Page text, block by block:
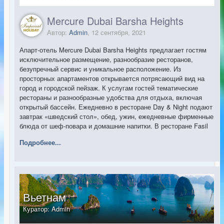
Любимым всеми гостями местом является
терраса на крыше, где можно расслабиться в
барбекю, насладиться теплым морским бризом
за бокалом вина и просто полюбоваться
лазурно-голубыми оттенками средиземного
моря.
К услугам гостей
комплексаMesogiosпросторные люксы, с
элегантной мебелью и мраморным полом. В
зона и большая гостиная. Каждый номер
Во всех апартаментах есть балкон и комфортное
джакузи в спальне, либо в ванной комнате. В
каком бы люксе вы ни разместились, вам
предоставится возможность насладиться
Mercure Dubai Barsha Heights
Автор: Admin, 12 сентября, 2021
Апарт-отель Mercure Dubai Barsha Heights предлагает гостям
исключительное размещение, разнообразие ресторанов,
безупречный сервис и уникальное расположение. Из
просторных апартаментов открывается потрясающий вид на
город и городской пейзаж. К услугам гостей тематические
рестораны и разнообразные удобства для отдыха, включая
открытый бассейн. Ежедневно в ресторане Day & Night подают
завтрак «шведский стол», обед, ужин, ежедневные фирменные
блюда от шеф-повара и домашние напитки. В ресторане Fasil
Подробнее...
Вьетнам
Куратор: Admin